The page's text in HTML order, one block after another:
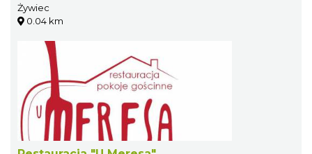
Żywiec
0.04 km